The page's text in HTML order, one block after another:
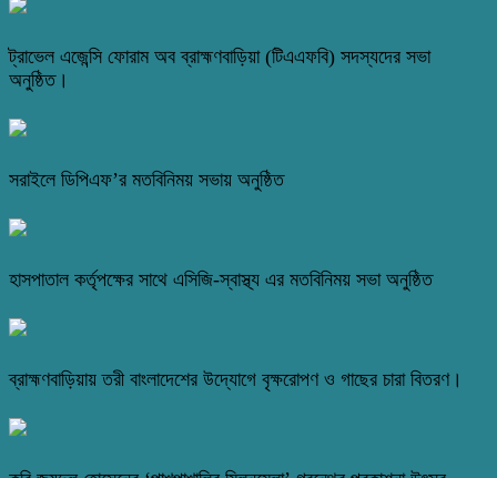
ট্রাভেল এজেন্সি ফোরাম অব ব্রাহ্মণবাড়িয়া (টিএএফবি) সদস্যদের সভা
অনুষ্ঠিত।
সরাইলে ডিপিএফ’র মতবিনিময় সভায় অনুষ্ঠিত
হাসপাতাল কর্তৃপক্ষের সাথে এসিজি-স্বাস্থ্য এর মতবিনিময় সভা অনুষ্ঠিত
ব্রাহ্মণবাড়িয়ায় তরী বাংলাদেশের উদ্যোগে বৃক্ষরোপণ ও গাছের চারা বিতরণ।